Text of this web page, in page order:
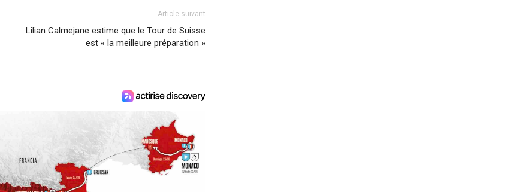
Article suivant
Lilian Calmejane estime que le Tour de Suisse
est « la meilleure préparation »